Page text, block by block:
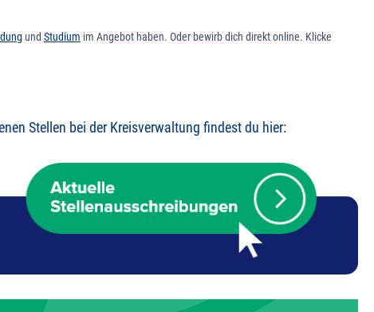
und Studium im Angebot haben. Oder bewirb dich direkt online. Klicke
Stellen bei der Kreisverwaltung findest du hier: